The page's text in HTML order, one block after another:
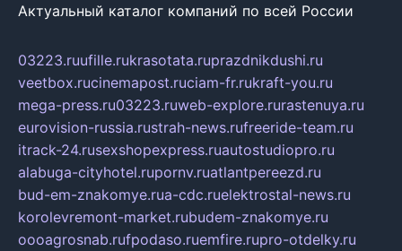
Актуальный каталог компаний по всей России
03223.ruufille.rukrasotata.ruprazdnikdushi.ru
veetbox.rucinemapost.ruciam-fr.rukraft-you.ru
mega-press.ru03223.ruweb-explore.rurastenuya.ru
eurovision-russia.rustrah-news.rufreeride-team.ru
itrack-24.rusexshopexpress.ruautostudiopro.ru
alabuga-cityhotel.rupornv.ruatlantpereezd.ru
bud-em-znakomye.rua-cdc.ruelektrostal-news.ru
korolevremont-market.rubudem-znakomye.ru
oooagrosnab.rufpodaso.ruemfire.rupro-otdelky.ru